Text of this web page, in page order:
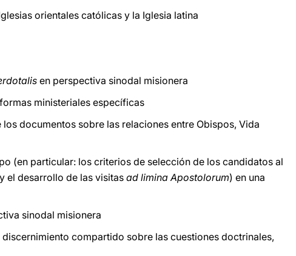
orientales católicas y la Iglesia latina
en perspectiva sinodal misionera
ministeriales específicas
documentos sobre las relaciones entre Obispos, Vida
(en particular: los criterios de selección de los candidatos al
el desarrollo de las visitas ad limina Apostolorum) en una
sinodal misionera
compartido sobre las cuestiones doctrinales,